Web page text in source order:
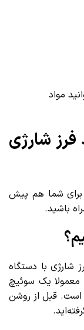
مواد
شارژی
برای شما هم پیش
باشید.
شارژی با دستگاه
معمولا یک سوئیچ
است. قبل از روشن